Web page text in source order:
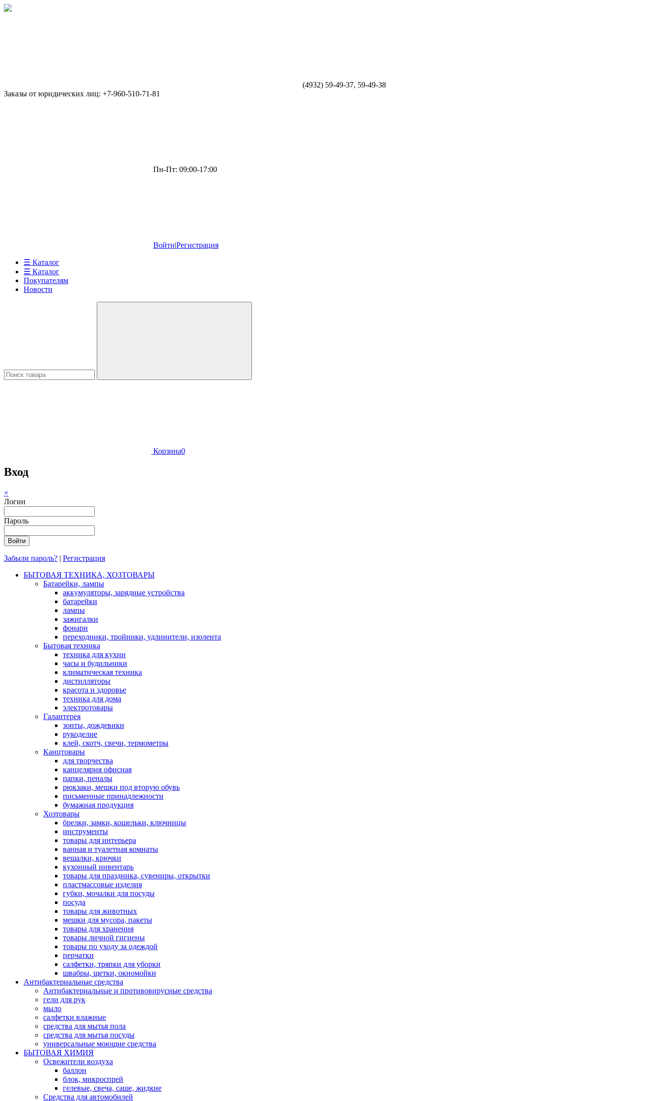
(4932) 59-49-37, 59-49-38
Заказы от юридических лиц: +7-960-510-71-81
Пн-Пт: 09:00-17:00
Войти|Регистрация
☰ Каталог
☰ Каталог
Покупателям
Новости
Корзина0
Вход
×
Логин
Пароль
Забыли пароль? | Регистрация
БЫТОВАЯ ТЕХНИКА, ХОЗТОВАРЫ
Батарейки, лампы
аккумуляторы, зарядные устройства
батарейки
лампы
зажигалки
фонари
переходники, тройники, удлинители, изолента
Бытовая техника
техника для кухни
часы и будильники
климатическая техника
дистилляторы
красота и здоровье
техника для дома
электротовары
Галантерея
зонты, дождевики
рукоделие
клей, скотч, свечи, термометры
Канцтовары
для творчества
канцелярия офисная
папки, пеналы
рюкзаки, мешки под вторую обувь
письменные принадлежности
бумажная продукция
Хозтовары
брелки, замки, кошельки, ключницы
инструменты
товары для интерьера
ванная и туалетная комнаты
вешалки, крючки
кухонный инвентарь
товары для праздника, сувениры, открытки
пластмассовые изделия
губки, мочалки для посуды
посуда
товары для животных
мешки для мусора, пакеты
товары для хранения
товары личной гигиены
товары по уходу за одеждой
перчатки
салфетки, тряпки для уборки
швабры, щетки, окномойки
Антибактериальные средства
Антибактериальные и противовирусные средства
гели для рук
мыло
салфетки влажные
средства для мытья пола
средства для мытья посуды
универсальные моющие средства
БЫТОВАЯ ХИМИЯ
Освежители воздуха
баллон
блок, микроспрей
гелевые, свеча, саше, жидкие
Средства для автомобилей